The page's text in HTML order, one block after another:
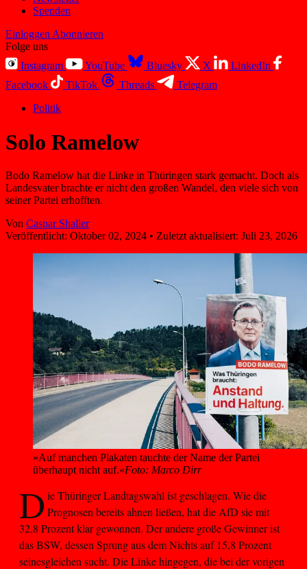
Spenden
Einloggen Abonnieren
Folge uns
Instagram
YouTube Bluesky X
LinkedIn
Facebook
TikTok Threads
Telegram
Politik
Solo Ramelow
Bodo Ramelow hat die Linke in Thüringen stark gemacht. Doch als
Landesvater brachte er nicht den großen Wandel, den viele sich von
seiner Partei erhofften.
Von Caspar Shaller
Veröffentlicht: Oktober 02, 2024 • Zuletzt aktualisiert: Juli 23, 2026
»Auf manchen Plakaten tauchte der Name der Partei
überhaupt nicht auf.«Foto: Marco Dirr
Die Thüringer Landtagswahl ist geschlagen. Wie die
Prognosen bereits ahnen ließen, hat die AfD sie mit
32,8 Prozent klar gewonnen. Der andere große Gewinner ist
das BSW, dessen Sprung aus dem Nichts auf 15,8 Prozent
seinesgleichen sucht. Die Linke hingegen, die bei der vorigen